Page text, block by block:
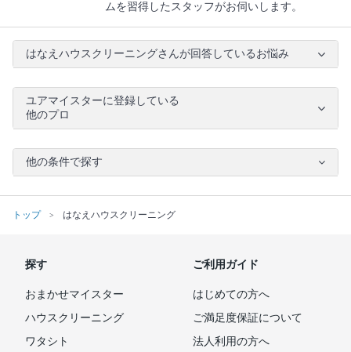
ムを習得したスタッフがお伺いします。
はなえハウスクリーニングさんが回答しているお悩み
ユアマイスターに登録している
他のプロ
他の条件で探す
トップ はなえハウスクリーニング
探す
おまかせマイスター
ハウスクリーニング
ワタシト
ご利用ガイド
はじめての方へ
ご満足度保証について
法人利用の方へ